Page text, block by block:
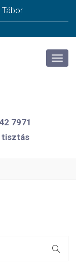
Tábor
7971
tisztás